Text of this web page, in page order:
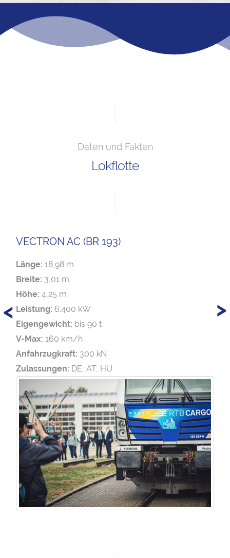
Daten und Fakten
Lokflotte
>
<
VECTRON AC (BR 193)
Länge: 18,98 m
Breite: 3,01 m
Höhe: 4,25 m
Leistung: 6.400 kW
Eigengewicht: bis 90 t
V-Max: 160 km/h
Anfahrzugkraft: 300 kN
Zulassungen: DE, AT, HU